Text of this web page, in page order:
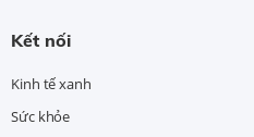
Kết nối
Kinh tế xanh
Sức khỏe